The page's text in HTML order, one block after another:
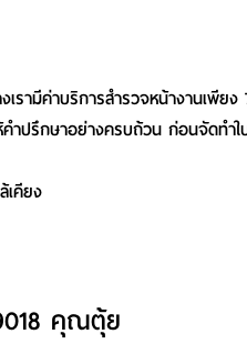
รามีค่าบริการสำรวจหน้างานเพีย
คำปรึกษาอย่างครบถ้วน ก่อนจัดท
คียง
คุณตุ้ย